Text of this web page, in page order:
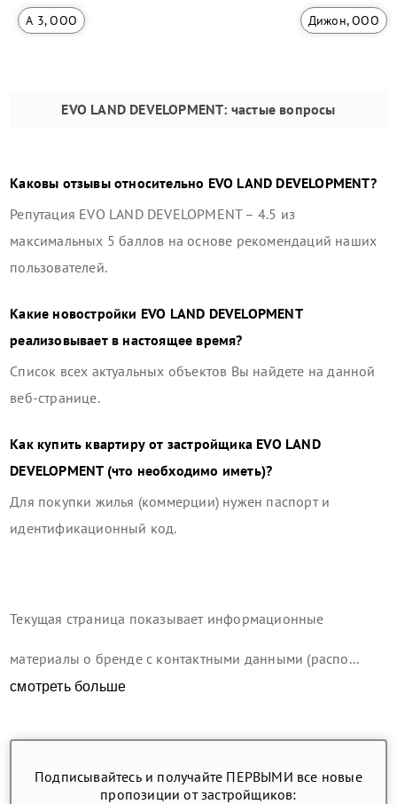
А 3, ООО Дижон, ООО
EVO LAND DEVELOPMENT: частые вопросы
Каковы отзывы относительно EVO LAND DEVELOPMENT?
Репутация EVO LAND DEVELOPMENT– 4.5 из
максимальных 5 баллов на основе рекомендаций наших
пользователей.
Какие новостройки EVO LAND DEVELOPMENT
реализовывает в настоящее время?
Список всех актуальных объектов Вы найдете на данной
веб-странице.
Как купить квартиру от застройщика EVO LAND
DEVELOPMENT(что необходимо иметь)?
Для покупки жилья (коммерции) нужен паспорт и
идентификационный код.
Текущая страница показывает информационные
материалы о бренде с контактными данными (распо...
смотреть больше
Подписывайтесь и получайте ПЕРВЫМИ все новые
пропозиции от застройщиков: